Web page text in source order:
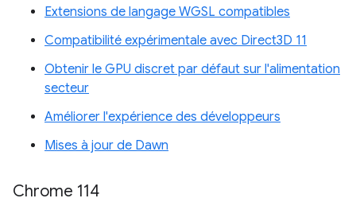
Extensions de langage WGSL compatibles
Compatibilité expérimentale avec Direct3D 11
Obtenir le GPU discret par défaut sur l'alimentation
secteur
Améliorer l'expérience des développeurs
Mises à jour de Dawn
Chrome 114